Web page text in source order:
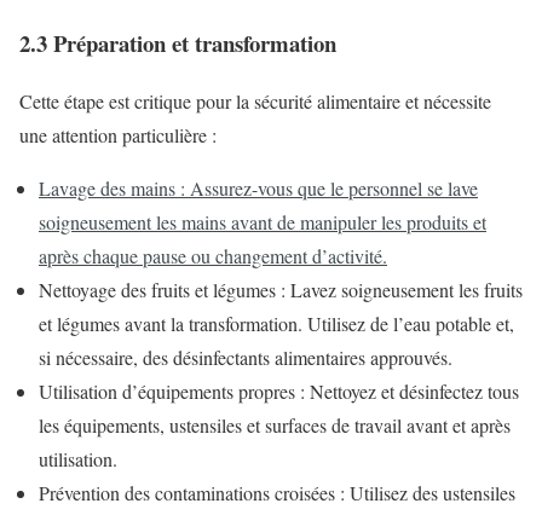
2.3 Préparation et transformation
Cette étape est critique pour la sécurité alimentaire et nécessite
une attention particulière :
Lavage des mains : Assurez-vous que le personnel se lave
soigneusement les mains avant de manipuler les produits et
après chaque pause ou changement d’activité.
Nettoyage des fruits et légumes : Lavez soigneusement les fruits
et légumes avant la transformation. Utilisez de l’eau potable et,
si nécessaire, des désinfectants alimentaires approuvés.
Utilisation d’équipements propres : Nettoyez et désinfectez tous
les équipements, ustensiles et surfaces de travail avant et après
utilisation.
Prévention des contaminations croisées : Utilisez des ustensiles